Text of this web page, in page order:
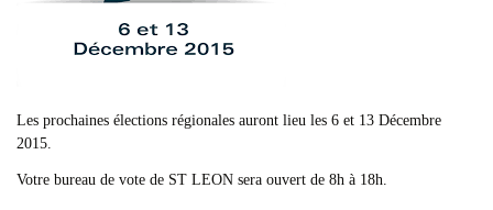
Les prochaines élections régionales auront lieu les 6 et 13 Décembre
2015.
Votre bureau de vote de ST LEON sera ouvert de 8h à 18h.